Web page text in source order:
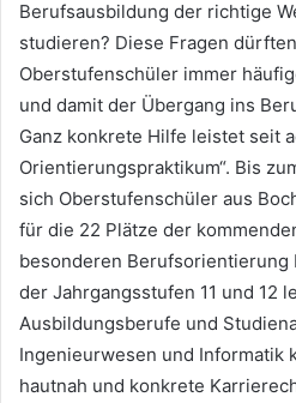
Berufsausbildung der richtige
studieren? Diese Fragen
Oberstufenschüler immer
und damit der Übergang ins
Ganz konkrete Hilfe leistet seit
Orientierungspraktikum“. Bis
sich Oberstufenschüler aus
für die 22 Plätze der
besonderen Berufsorientierung
der Jahrgangsstufen 11 und 12
Ausbildungsberufe und
Ingenieurwesen und Informatik
hautnah und konkrete